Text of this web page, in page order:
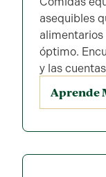
asequibles
alimentarios
óptimo.
y las
Aprende